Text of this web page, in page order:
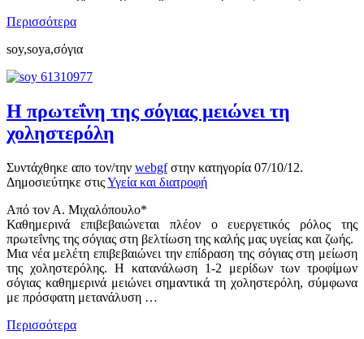
Περισσότερα
soy,soya,σόγια
Η πρωτεΐνη της σόγιας μειώνει τη
χοληστερόλη
Συντάχθηκε απο τον/την webgfστην κατηγορία 07/10/12.
Δημοσιεύτηκε στιςΥγεία και διατροφή
Από τον Α. Μιχαλόπουλο*
Καθημερινά επιβεβαιώνεται πλέον ο ευεργετικός ρόλος της
πρωτεΐνης της σόγιας στη βελτίωση της καλής μας υγείας και ζωής.
Μια νέα μελέτη επιβεβαιώνει την επίδραση της σόγιας στη μείωση
της χοληστερόλης. Η κατανάλωση 1-2 μερίδων των τροφίμων
σόγιας καθημερινά μειώνει σημαντικά τη χοληστερόλη, σύμφωνα
με πρόσφατη μετανάλυση …
Περισσότερα